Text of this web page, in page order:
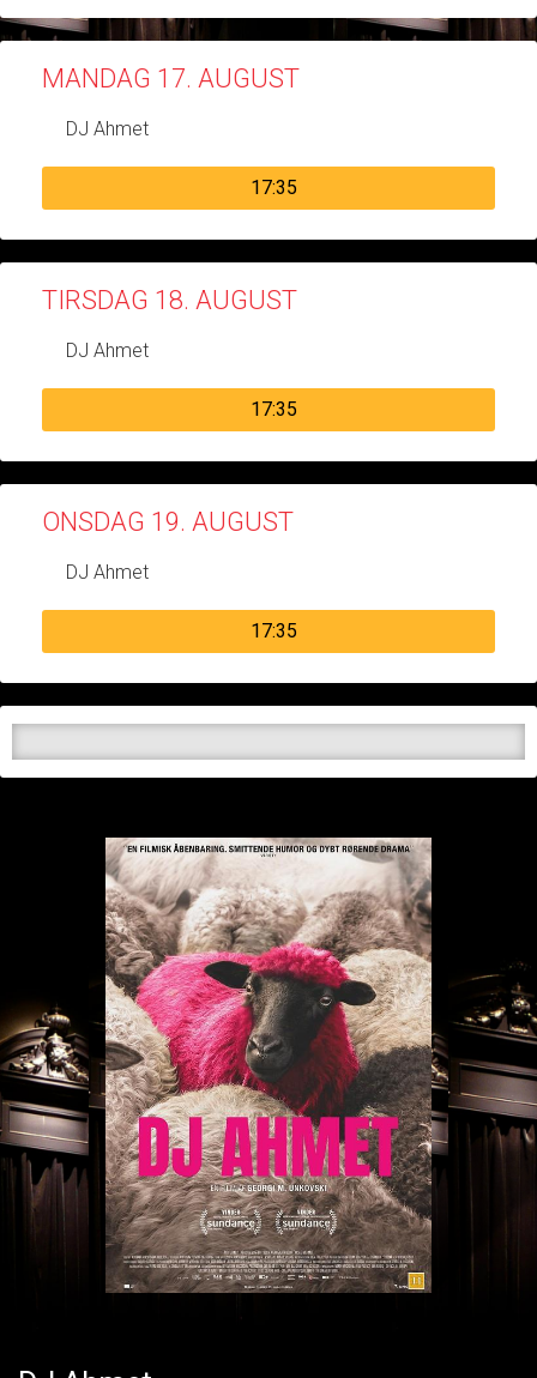
MANDAG 17. AUGUST
DJ Ahmet
17:35
TIRSDAG 18. AUGUST
DJ Ahmet
17:35
ONSDAG 19. AUGUST
DJ Ahmet
17:35